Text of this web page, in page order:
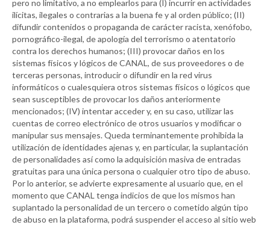
pero no limitativo, a no emplearlos para (I) incurrir en actividades
ilícitas, ilegales o contrarias a la buena fe y al orden público; (II)
difundir contenidos o propaganda de carácter racista, xenófobo,
pornográfico-ilegal, de apología del terrorismo o atentatorio
contra los derechos humanos; (III) provocar daños en los
sistemas físicos y lógicos deCANAL , de sus proveedores o de
terceras personas, introducir o difundir en la red virus
informáticos o cualesquiera otros sistemas físicos o lógicos que
sean susceptibles de provocar los daños anteriormente
mencionados; (IV) intentar acceder y, en su caso, utilizar las
cuentas de correo electrónico de otros usuarios y modificar o
manipular sus mensajes. Queda terminantemente prohibida la
utilización de identidades ajenas y, en particular, la suplantación
de personalidades así como la adquisición masiva de entradas
gratuitas para una única persona o cualquier otro tipo de abuso.
Por lo anterior, se advierte expresamente al usuario que, en el
momento queCANAL tenga indicios de que los mismos han
suplantado la personalidad de un tercero o cometido algún tipo
de abuso en la plataforma, podrá suspender el acceso al sitio web